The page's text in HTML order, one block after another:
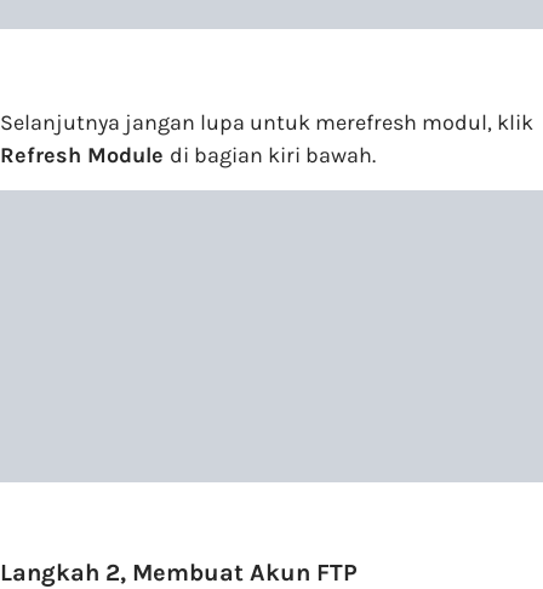
Selanjutnya jangan lupa untuk merefresh modul, klik
Refresh Module di bagian kiri bawah.
Langkah 2, Membuat Akun FTP